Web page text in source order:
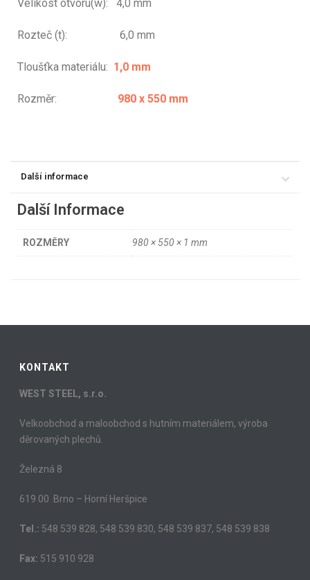
Velikost otvoru(w): 4,0 mm
Rozteč (t): 6,0 mm
Tloušťka materiálu: 1,0 mm
Rozměr: 980 x 550 mm
Další informace
Další Informace
ROZMĚRY 980 × 550 × 1 mm
KONTAKT
WEST STEEL, s.r.o.
Velkoobchod a maloobchod s hutním materiálem, výroba
děrovaných plechů.
Železná 8
619 00 Brno – Horní Heršpice
Tel.: 548 539 828, 548 539 830, 548 539 837, 548 539 838
Fax: 515 910 928